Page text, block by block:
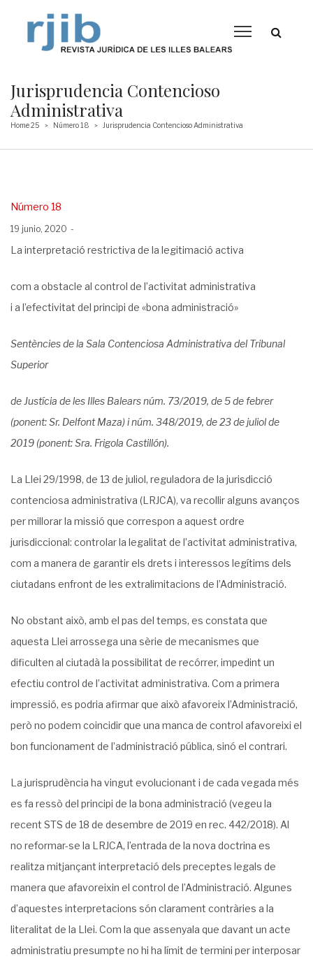
Jurisprudencia Contencioso
Administrativa
Home 25 > Número 18 > Jurisprudencia Contencioso Administrativa
Posted
in
Número 18
Posted
19 junio, 2020
La interpretació restrictiva de la legitimació activa
com a obstacle al control de l’activitat administrativa
i a l’efectivitat del principi de «bona administració»
Sentències de la Sala Contenciosa Administrativa del Tribunal
Superior
de Justícia de les Illes Balears núm. 73/2019, de 5 de febrer
(ponent: Sr. Delfont Maza) i núm. 348/2019, de 23 de juliol de
2019 (ponent: Sra. Frigola Castillón).
La Llei 29/1998, de 13 de juliol, reguladora de la jurisdicció
contenciosa administrativa (LRJCA), va recollir alguns avanços
per millorar la missió que correspon a aquest ordre
jurisdiccional: controlar la legalitat de l’activitat administrativa,
com a manera de garantir els drets i interessos legítims dels
ciutadans enfront de les extralimitacions de l’Administració.
No obstant això, amb el pas del temps, es constata que
aquesta Llei arrossega una sèrie de mecanismes que
dificulten al ciutadà la possibilitat de recórrer, impedint un
efectiu control de l’activitat administrativa. Com a primera
impressió, es podria afirmar que això afavoreix l’Administració,
però no podem coincidir que una manca de control afavoreixi el
bon funcionament de l’administració pública, sinó el contrari.
La jurisprudència ha vingut evolucionant i de cada vegada més
es fa ressò del principi de la bona administració (vegeu la
recent STS de 18 de desembre de 2019 en rec. 442/2018). Al
no reformar-se la LRJCA, l’entrada de la nova doctrina es
realitza mitjançant interpretació dels preceptes legals de
manera que afavoreixin el control de l’Administració. Algunes
d’aquestes interpretacions són clarament contràries a la
literalitat de la Llei. Com la que assenyala que davant un acte
administratiu presumpte no hi ha límit de termini per interposar